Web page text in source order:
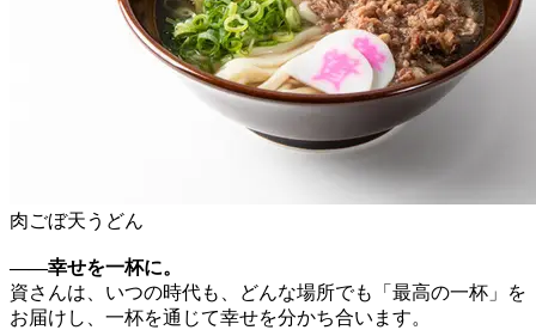
肉ごぼ天うどん
――幸せを一杯に。
資さんは、いつの時代も、どんな場所でも「最高の一杯」を
お届けし、一杯を通じて幸せを分かち合います。